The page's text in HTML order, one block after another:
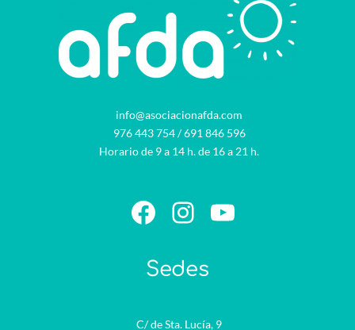
info@asociacionafda.com
976 443 754/691 846 596
Horario de 9 a 14 h. de 16 a 21 h.
Facebook
Instagram
YouTube
Sedes
C/ de Sta. Lucía, 9